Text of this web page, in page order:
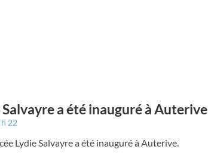
Salvayre a été inauguré à Auterive
22
Lydie Salvayre a été inauguré à Auterive.